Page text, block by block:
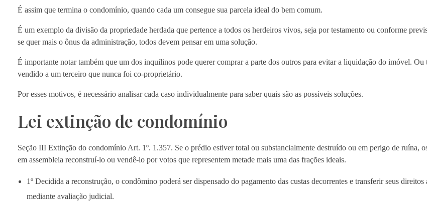
É assim que termina o condomínio, quando cada um consegue sua parcela ideal do bem comum.
É um exemplo da divisão da propriedade herdada que pertence a todos os herdeiros vivos, seja por testamento ou conforme
se quer mais o ônus da administração, todos devem pensar em uma solução.
É importante notar também que um dos inquilinos pode querer comprar a parte dos outros para evitar a liquidação do imóvel. Ou
vendido a um terceiro que nunca foi co-proprietário.
Por esses motivos, é necessário analisar cada caso individualmente para saber quais são as possíveis soluções.
Lei extinção de condomínio
Seção III Extinção do condomínio Art. 1º. 1.357. Se o prédio estiver total ou substancialmente destruído ou em perigo de ruína,
em assembleia reconstruí-lo ou vendê-lo por votos que representem metade mais uma das frações ideais.
1º Decidida a reconstrução, o condômino poderá ser dispensado do pagamento das custas decorrentes e transferir seus
mediante avaliação judicial.